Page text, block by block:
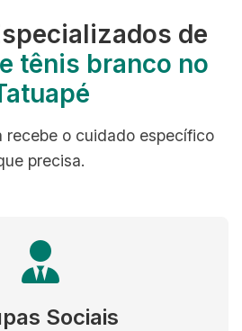
de
tênis branco no
recebe o cuidado específico
precisa.
Sociais